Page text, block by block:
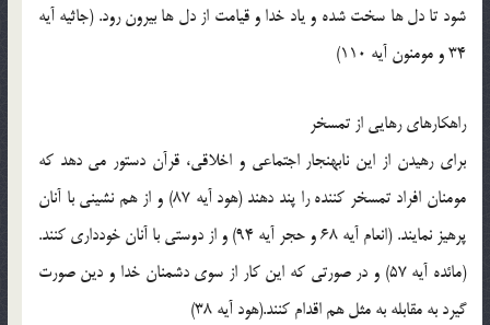
شود تا دل ها سخت شده و ياد خدا و قيامت از دل ها بيرون رود. (جاثيه آيه
34 و مومنون آيه 110)
راهكارهاي رهايي از تمسخر
براي رهيدن از اين نابهنجار اجتماعي و اخلاقي، قرآن دستور مي دهد كه
مومنان افراد تمسخر كننده را پند دهند (هود آيه 87) و از هم نشيني با آنان
پرهيز نمايند. (انعام آيه 68 و حجر آيه 94) و از دوستي با آنان خودداري كنند.
(مائده آيه 57) و در صورتي كه اين كار از سوي دشمنان خدا و دين صورت
گيرد به مقابله به مثل هم اقدام كنند.(هود آيه 38)